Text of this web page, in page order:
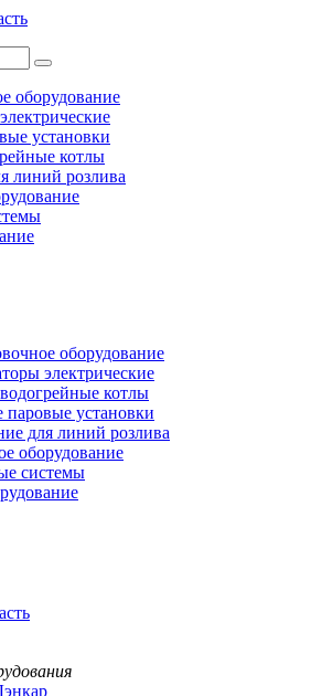
оборудование
установки
котлы
линий розлива
оборудование
электрические
котлы
установки
для линий розлива
оборудование
системы